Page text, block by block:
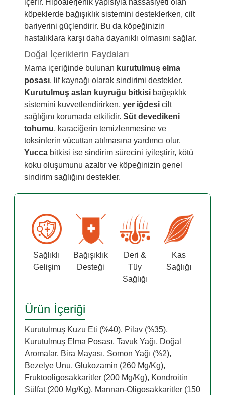
içerir. Hipoalerjenik yapısıyla hassasiyeti olan
köpeklerde bağışıklık sistemini desteklerken, cilt
bariyerini güçlendirir. Bu da köpeğinizin
hastalıklara karşı daha dayanıklı olmasını sağlar.
Doğal İçeriklerin Faydaları
Mama içeriğinde bulunan kurutulmuş elma
posası, lif kaynağı olarak sindirimi destekler.
Kurutulmuş aslan kuyruğu bitkisi bağışıklık
sistemini kuvvetlendirirken, yer iğdesi cilt
sağlığını korumada etkilidir. Süt devedikeni
tohumu, karaciğerin temizlenmesine ve
toksinlerin vücuttan atılmasına yardımcı olur.
Yucca bitkisi ise sindirim sürecini iyileştirir, kötü
koku oluşumunu azaltır ve köpeğinizin genel
sindirim sağlığını destekler.
Sağlıklı
Gelişim
Bağışıklık
Desteği
Deri &
Tüy
Sağlığı
Kas
Sağlığı
Ürün İçeriği
Kurutulmuş Kuzu Eti (%40), Pilav (%35),
Kurutulmuş Elma Posası, Tavuk Yağı, Doğal
Aromalar, Bira Mayası, Somon Yağı (%2),
Bezelye Unu, Glukozamin (260 Mg/Kg),
Fruktooligosakkaritler (200 Mg/Kg), Kondroitin
Sülfat (200 Mg/Kg), Mannan-Oligosakkaritler (150